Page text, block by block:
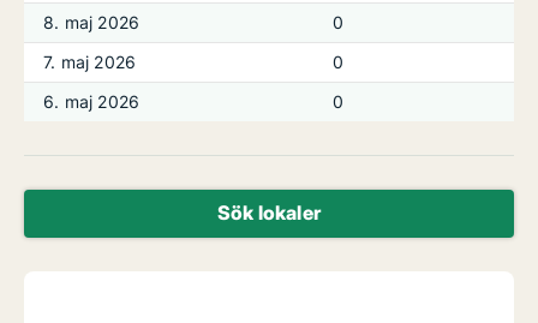
8. maj 2026
0
7. maj 2026
0
6. maj 2026
0
Sök lokaler